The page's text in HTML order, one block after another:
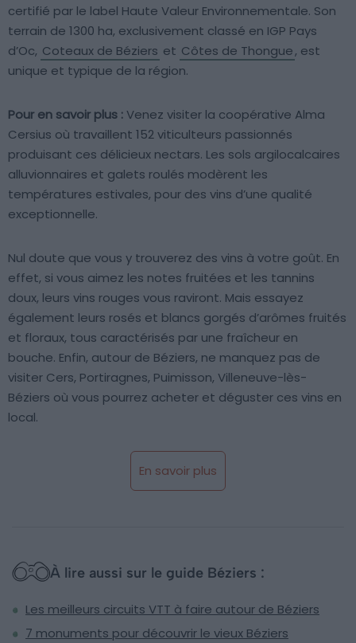
certifié par le label Haute Valeur Environnementale. Son
terrain de 1300 ha, exclusivement classé en IGP Pays
d’Oc, Coteaux de Béziers et Côtes de Thongue, est
unique et typique de la région.
Pour en savoir plus :Venez visiter la coopérative Alma
Cersius où travaillent 152 viticulteurs passionnés
produisant ces délicieux nectars. Les sols argilocalcaires
alluvionnaires et galets roulés modèrent les
températures estivales, pour des vins d’une qualité
exceptionnelle.
Nul doute que vous y trouverez des vins à votre goût. En
effet, si vous aimez les notes fruitées et les tannins
doux, leurs vins rouges vous raviront. Mais essayez
également leurs rosés et blancs gorgés d’arômes fruités
et floraux, tous caractérisés par une fraîcheur en
bouche. Enfin, autour de Béziers, ne manquez pas de
visiter Cers, Portiragnes, Puimisson, Villeneuve-lès-
Béziers où vous pourrez acheter et déguster ces vins en
local.
En savoir plus
À lire aussi sur le guide Béziers :
Les meilleurs circuits VTT à faire autour de Béziers
7 monuments pour découvrir le vieux Béziers